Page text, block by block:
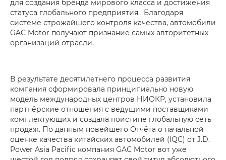
для создания бренда мирового класса и достижения
статуса глобального предприятия. Благодаря
системе строжайшего контроля качества, автомобили
GAC Motor получают признание самых авторитетных
организаций отрасли.
В результате десятилетнего процесса развития
компания сформировала принципиально новую
модель международных центров НИОКР, установила
партнёрские отношения с ведущими поставщиками
комплектующих и создала поистине глобальную сеть
продаж. По данным новейшего Отчёта о начальной
оценке качества китайских автомобилей (IQC) от J.D.
Power Asia Pacific компания GAC Motor вот уже